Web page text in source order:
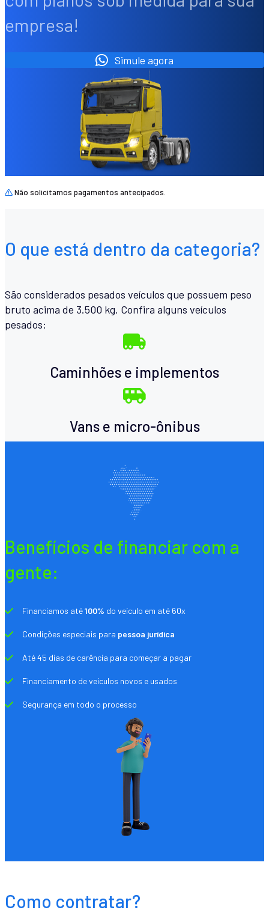
empresa!
Simule agora
Não solicitamos pagamentos antecipados.
O que está dentro da categoria?
São considerados pesados veículos que possuem peso
bruto acima de 3.500 kg. Confira alguns veículos
pesados:
Caminhões e implementos
Vans e micro-ônibus
Benefícios de financiar com a
gente:
Financiamos até100% do veículo em até 60x
Condições especiais para pessoa jurídica
Até 45 dias de carência para começar a pagar
Financiamento de veículos novos e usados
Segurança em todo o processo
Como contratar?